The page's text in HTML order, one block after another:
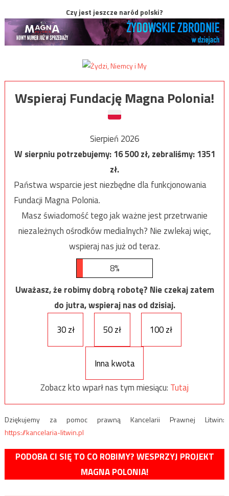
Czy jest jeszcze naród polski?
Wspieraj Fundację Magna Polonia!
Sierpień 2026
W sierpniu potrzebujemy:16 500zł, zebraliśmy:1351
zł.
Państwa wsparcie jest niezbędne dla funkcjonowania
Fundacji Magna Polonia.
Masz świadomość tego jak ważne jest przetrwanie
niezależnych ośrodków medialnych? Nie zwlekaj więc,
wspieraj nas już od teraz.
8%
Uważasz, że robimy dobrą robotę? Nie czekaj zatem
do jutra, wspieraj nas od dzisiaj.
30 zł
50 zł 100 zł
Inna kwota
Zobacz kto wparł nas tym miesiącu: Tutaj
Dziękujemy za pomoc prawną Kancelarii Prawnej Litwin:
https://kancelaria-litwin.pl
PODOBA CI SIĘ TO CO ROBIMY? WESPRZYJ PROJEKT
MAGNA POLONIA!